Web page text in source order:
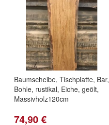
Baumscheibe, Tischplatte, Bar,
Bohle, rustikal, Eiche, geölt,
Massivholz120cm
74,90 €